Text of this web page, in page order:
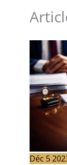
Déc 5